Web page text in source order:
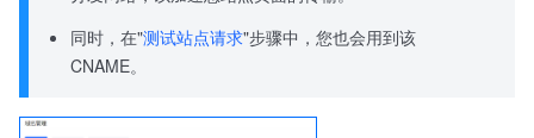
同时，在"测试站点请求"步骤中，您也会用到该
CNAME。